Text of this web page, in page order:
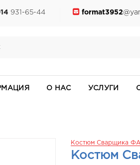
931-65-44 format3952
О НАС УСЛУГИ
Костюм Сварщика
Костюм